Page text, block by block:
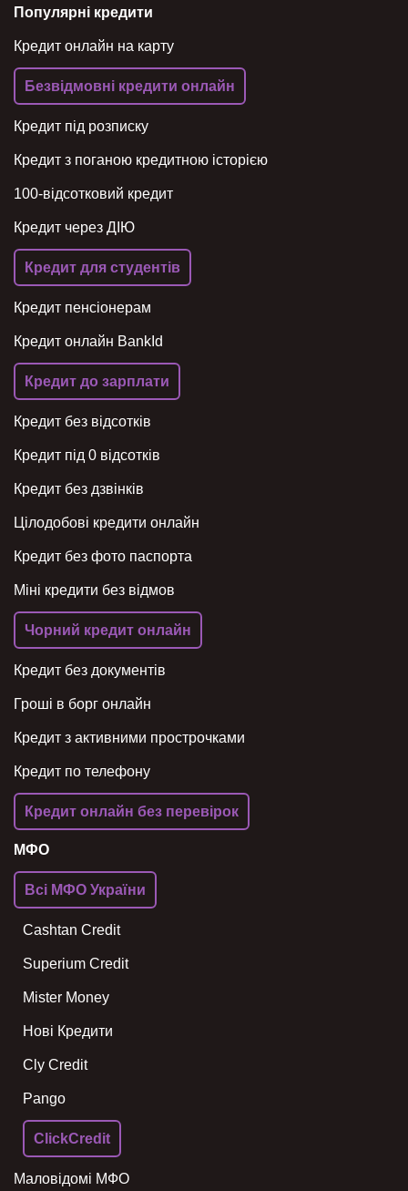
Популярні кредити
Кредит онлайн на карту
Безвідмовні кредити онлайн
Кредит під розписку
Кредит з поганою кредитною історією
100-відсотковий кредит
Кредит через ДІЮ
Кредит для студентів
Кредит пенсіонерам
Кредит онлайн BankId
Кредит до зарплати
Кредит без відсотків
Кредит під 0 відсотків
Кредит без дзвінків
Цілодобові кредити онлайн
Кредит без фото паспорта
Міні кредити без відмов
Чорний кредит онлайн
Кредит без документів
Гроші в борг онлайн
Кредит з активними прострочками
Кредит по телефону
Кредит онлайн без перевірок
МФО
Всі МФО України
Cashtan Credit
Superium Credit
Mister Money
Нові Кредити
Cly Credit
Pango
ClickCredit
Маловідомі МФО